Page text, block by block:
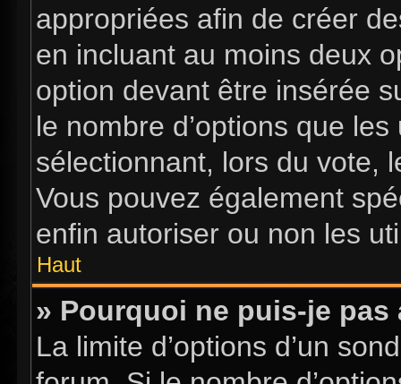
appropriées afin de créer
en incluant au moins deux
option devant être insérée
le nombre d’options que
sélectionnant, lors du vote,
Vous pouvez également
enfin autoriser ou non les
Haut
» Pourquoi ne puis-je
La limite d’options d’un